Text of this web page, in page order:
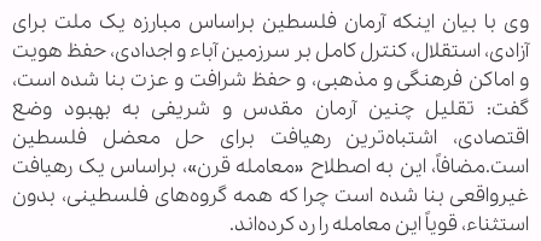
وی با بیان اینکه آرمان فلسطین براساس مبارزه یک ملت برای
آزادی، استقلال، کنترل کامل بر سرزمین آباء و اجدادی، حفظ هویت
و اماکن فرهنگی و مذهبی، و حفظ شرافت و عزت بنا شده است،
گفت: تقلیل چنین آرمان مقدس و شریفی به بهبود وضع
اقتصادی، اشتباه‌ترین رهیافت برای حل معضل فلسطین
است.مضافاً، این به اصطلاح «معامله قرن»، براساس یک رهیافت
غیرواقعی بنا شده است چرا که همه گروه‌های فلسطینی، بدون
استثناء، قویاً این معامله را رد کرده‌اند.